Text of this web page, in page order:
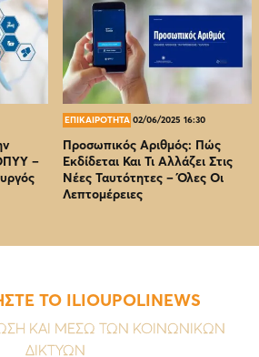
–
ΕΠΙΚΑΙΡΟΤΗΤΑ 02/06/2025 16:30
Προσωπικός Αριθμός: Πώς
Εκδίδεται Και Τι Αλλάζει Στις
Νέες Ταυτότητες – Όλες Οι
Λεπτομέρειες
ΤΟ ILIOUPOLINEWS
ΚΑΙ ΜΕΣΩ ΤΩΝ ΚΟΙΝΩΝΙΚΩΝ
ΔΙΚΤΥΩΝ